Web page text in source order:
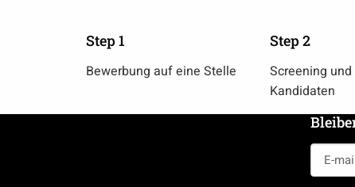
Step 1
Bewerbung auf eine Stelle
Step 2
Screening
Kandidaten